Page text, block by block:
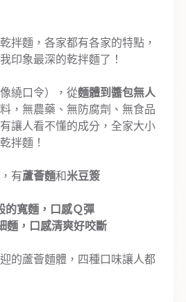
拌麵，各家都有各家的特點，
印象最深的乾拌麵了！
繞口令），從麵體到醬包無人
，無農藥、無防腐劑、無食品
讓人看不懂的成分，全家大小
拌麵！
有蘆薈麵和米豆簽
的寬麵，口感Ｑ彈
麵，口感清爽好咬斷
的蘆薈麵體，四種口味讓人都